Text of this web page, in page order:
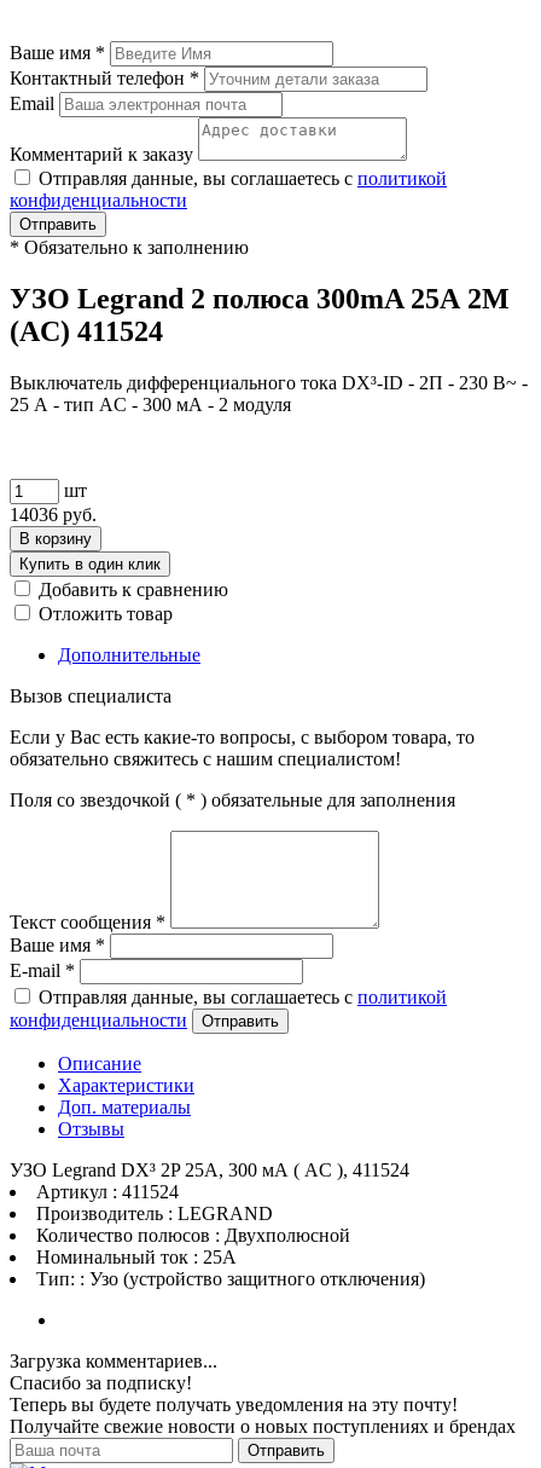
Ваше имя *
Контактный телефон *
Email
Комментарий к заказу
Отправляя данные, вы соглашаетесь с политикой
конфиденциальности
Отправить
* Обязательно к заполнению
УЗО Legrand 2 полюса 300mA 25А 2М
(AC) 411524
Выключатель дифференциального тока DX³-ID - 2П - 230 В~ -
25 А - тип AC - 300 мА - 2 модуля
шт
14036 руб.
В корзину
Купить в один клик
Добавить к сравнению
Отложить товар
Дополнительные
Вызов специалиста
Если у Вас есть какие-то вопросы, с выбором товара, то
обязательно свяжитесь с нашим специалистом!
Поля со звездочкой ( * ) обязательные для заполнения
Текст сообщения *
Ваше имя *
E-mail *
Отправляя данные, вы соглашаетесь с политикой
конфиденциальности
Отправить
Описание
Характеристики
Доп. материалы
Отзывы
УЗО Legrand DX³ 2P 25А, 300 мА ( AC ), 411524
Артикул : 411524
Производитель : LEGRAND
Количество полюсов : Двухполюсной
Номинальный ток : 25A
Тип: : Узо (устройство защитного отключения)
Загрузка комментариев...
Спасибо за подписку!
Теперь вы будете получать уведомления на эту почту!
Получайте свежие новости о новых поступлениях и брендах
Отправить